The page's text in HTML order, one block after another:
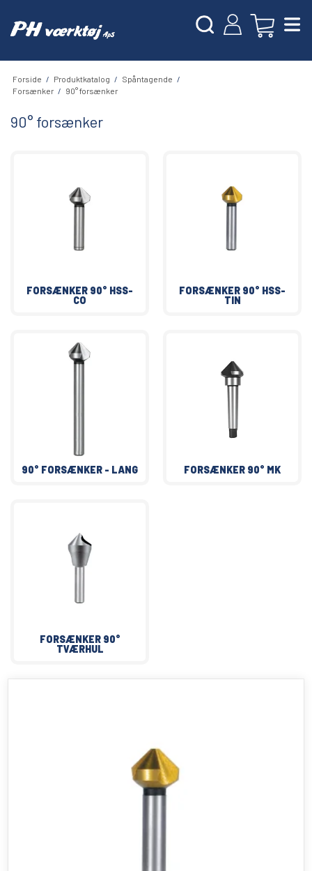
Forside / Produktkatalog / Spåntagende /
Forsænker / 90° forsænker
90° forsænker
FORSÆNKER 90° HSS-
CO
FORSÆNKER 90° HSS-
TIN
90° FORSÆNKER - LANG FORSÆNKER 90° MK
FORSÆNKER 90°
TVÆRHUL